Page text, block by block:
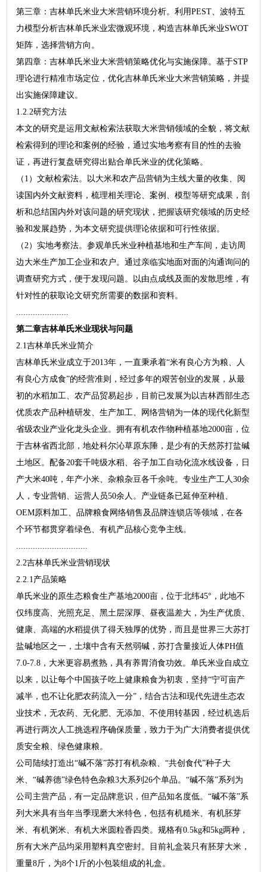
第三章：吉林单氏米业大米营销环境分析。利用PEST、波特五
力模型分析吉林单氏米业宏微观环境，构造吉林单氏米业SWOT
矩阵，选择营销方向。
第四章：吉林单氏米业大米营销策略优化与实施保障。基于STP
理论进行精准市场定位，优化吉林单氏米业大米营销策略，并提
出实施保障建议。
1.2.2研究方法
本文的研究是运用文献检索法获取大米营销领域的全貌，将文献
检索得到的理论和案例的经验，通过实地考察有目的性的去验
证，再进行复盘研究得出贴合单氏米业的优化策略。
（1）文献检索法。以大米和农产品营销为主线大量的收集、阅
读国内外文献资料，梳理相关理论、案例、模型等研究成果，剖
析和总结国内外对该问题的研究现状，把握该研究领域的历史经
验和发展趋势，为本文研究提供理论依据和可行性依据。
（2）实地考察法。参观单氏米业种植基地和生产车间，走访周
边大米生产加工企业和农户。通过亲临实地面对面的沟通询问的
调查研究方式，便于发现问题。以由点成线及面的发散思维，有
针对性的获取论文研究所需要的数据和资料。
第二章吉林单氏米业现状与问题
2.1吉林单氏米业简介
吉林单氏米业成立于2013年，一直秉承着“米有良心方为粮、人
有良心方成食”的经营准则，经过多年的艰苦创业的发展，从最
初的水稻加工、农产品贸易起步，目前已发展为以吉林西部生态
优质农产品种植研发、生产加工、网络营销为一体的现代化新型
省级农业产业化龙头企业。拥有有机农作物种植基地2000亩，位
于吉林省西北部，地处科尔沁草原东陲，是少有的天然苏打盐碱
土地区。配备20套千吨级水稻、谷子加工自动化流水线设备，日
产大米40吨，年产小米、杂粮杂豆各千余吨。专业生产工人30余
人，专业营销、运营人员50余人。产业链条已延伸至种植、
OEM原料加工、品牌粮食网络销售及品牌连锁店等领域，在各
个环节都贯穿着绿色、有机产品核心竞争主线。
2.2吉林单氏米业营销现状
2.2.1产品策略
单氏米业的原生态粮食生产基地2000亩，位于北纬45°，此地不
仅纬度高、光照充足、黑土层深厚、昼夜温差大，为生产优质、
健康、高端的水稻提供了得天独厚的优势，而且是世界三大苏打
盐碱地区之一，土壤中含有天然弱碱，苏打含量接近人体PH值
7.0-7.8，大米更容易煮熟，具有养胃消食功效。单氏米业自成立
以来，以让每个中国孩子吃上健康粮食为初衷，坚持“宁可亩产
减半，也不让化肥农药流入一分”，结合古法和现代先进生态农
业技术，无农药、无化肥、无添加、不使用转基因，经过机选后
再进行两次人工挑选程序确保质量，致力于为广大消费者提供优
质安全粮、绿色健康粮。
公司陆续打造出“碱不落”苏打有机杂粮、“共创食代”种子大
米、“碱养德”绿色特色杂粮3大系列26个单品。“碱不落”系列为
公司主营产品，有一定品牌意识，但产品知名度低。“碱不落”系
列大米具有当年当季现磨大米特色，包括有机糙米、有机胚芽
米、有机粥米、有机大米圆粒香四类。规格有0.5kg和5kg两种，
所有大米产品均采用塑料真空密封。目前礼盒装只有胚芽大米，
重量8斤，为8个1斤的小包装组成的礼盒。